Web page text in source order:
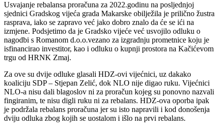
Usvajanje rebalansa proračuna za 2022.godinu na posljednjoj
sjednici Gradskog vijeća grada Makarske obilježila je prilično žustra
rasprava, iako se zapravo već jako dobro znalo da će se ići na
izmjene. Podsjetimo da je Gradsko vijeće već usvojilo odluku o
nagodbi s Romanom d.o.o.vezano za izgradnju prometnice koju je
isfinancirao investitor, kao i odluku o kupnji prostora na Kačićevom
trgu od HRNK Zmaj.
Za ove su dvije odluke glasali HDZ-ovi vijećnici, uz dakako
koaliciju SDP – Stjepan Zelić, dok NLO nije digao ruku. Vijećnici
NLO-a nisu dali blagoslov ni za proračun kojeg su ponovno nazvali
fingiranim, te nisu digli ruku ni za rebalans. HDZ-ova oporba ipak
je podržala rebalans proračuna jer su isto napravili i kod donošenja
dviju odluka zbog kojih se uostalom i išlo na prvi rebalans.